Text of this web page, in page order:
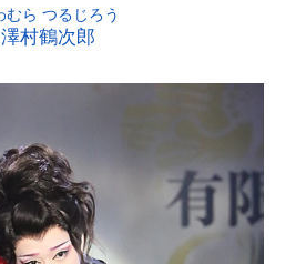
澤村鶴次郎